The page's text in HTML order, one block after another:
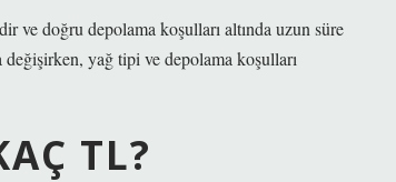
ve doğru depolama koşulları altında uzun süre
değişirken, yağ tipi ve depolama koşulları
TL?